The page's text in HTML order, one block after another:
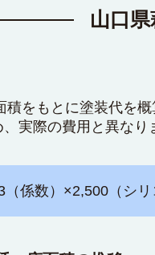
山口
をもとに塗装代を概
実際の費用と異な
係数）×2,500（シリ